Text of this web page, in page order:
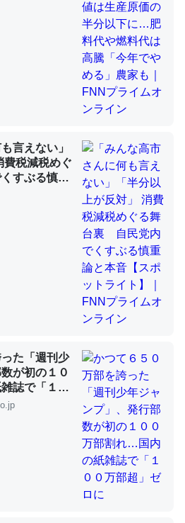
いのか。知らんかった。調べたら
はエビの600分の1程度。
ウムも酸素も不足してて両方に不
るのでは」とあって面白い。海に
・ウミグモ）はカルシウムを使わ
虫学の大問題＝「昆虫はなぜ海にいな
ウムを大量に使う脊椎動物と貝
。腹足類だと殻を無くしてナメク
虫学の大問題＝「昆虫はなぜ海にいな
言えない」
費税減税めぐ
すぶる慎重
ト】｜FNN
た「週刊少
が初の１０
誌で「１０